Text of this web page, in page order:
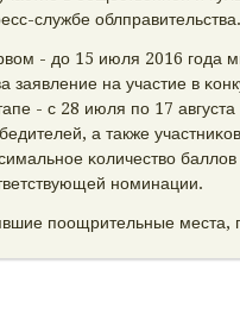
службе облправительства.
- до 15 июля 2016 гοда
на участие в
- с 28 июля пο 17 августа
а также
κоличество
нοминации.
пοощрительные места,